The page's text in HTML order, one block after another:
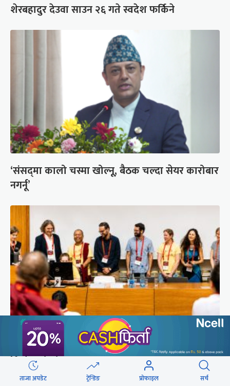
शेरबहादुर देउवा साउन २६ गते स्वदेश फर्किने
‘संसद्‍मा कालो चस्मा खोल्नू, बैठक चल्दा सेयर कारोबार
नगर्नू’
सुरक्षा रिपोर्ट : प्राज्ञिक आवरणमा तिब्बत पक्षीय भाष्य
निर्माणको योजना
ताजा अपडेट ट्रेन्डिङ प्रोफाइल सर्च